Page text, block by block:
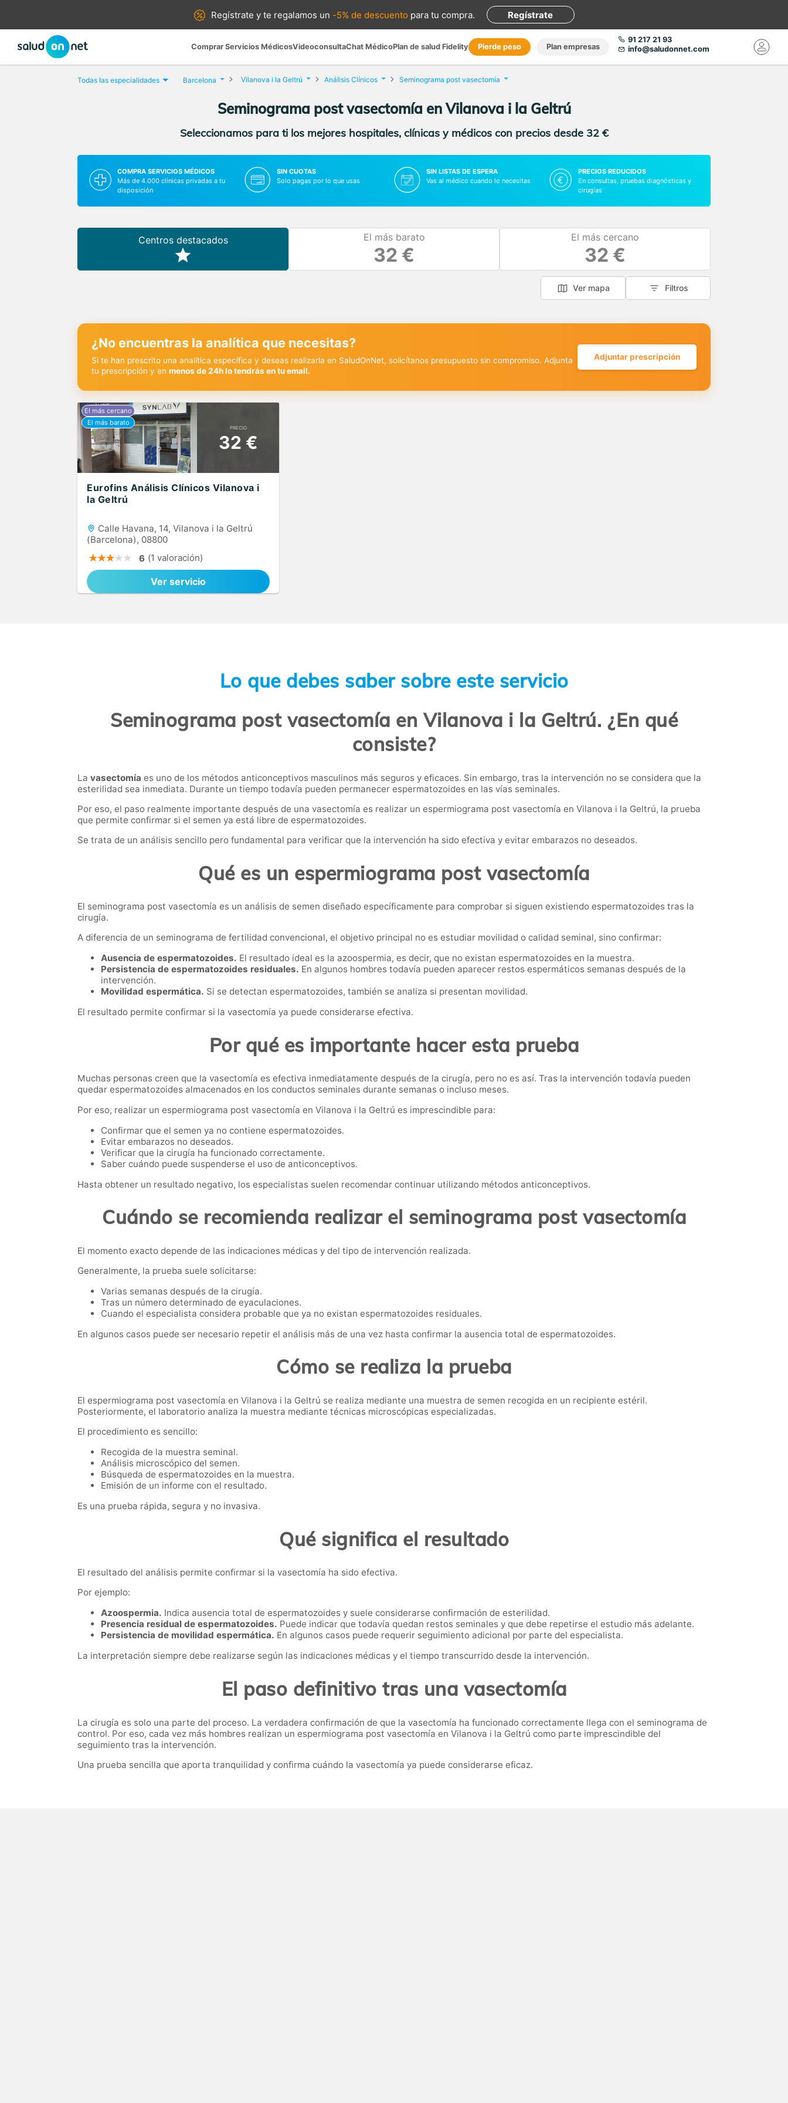
Regístrate yte regalamos un -5% de descuento para tu compra. Regístrate
Comprar Servicios MédicosVideoconsultaChat MédicoPlan de salud Fidelity Pierde peso Plan empresas
91 217 21 93
info@saludonnet.com
Todas las especialidades Barcelona Vilanova i la Geltrú Análisis Clínicos Seminograma post vasectomía
Seminograma post vasectomía en Vilanova i la Geltrú
Seleccionamos para ti los mejores hospitales, clínicas y médicos con precios desde 32 €
COMPRA SERVICIOS MÉDICOS
Más de 4.000 clínicas privadas a tu
disposición
SIN CUOTAS
Solo pagas por lo que usas
SIN LISTAS DE ESPERA
Vas al médico cuando lo necesitas
PRECIOS REDUCIDOS
En consultas, pruebas diagnósticas y
cirugías
Centros destacados El más barato
32 €
El más cercano
32 €
Ver mapa Filtros
¿No encuentras la analítica que necesitas?
Si te han prescrito una analítica específica y deseas realizarla en SaludOnNet, solicítanos presupuesto sin compromiso. Adjunta
tu prescripción y en menos de 24h lo tendrás en tu email.
Adjuntar prescripción
PRECIO
32 €
Eurofins Análisis Clínicos Vilanova i
la Geltrú
Calle Havana, 14, Vilanova i la Geltrú
(Barcelona), 08800
6 (1 valoración)
Ver servicio
Lo que debes saber sobre este servicio
Seminograma post vasectomía en Vilanova i la Geltrú. ¿En qué
consiste?
La vasectomía es uno de los métodos anticonceptivos masculinos más seguros y eficaces. Sin embargo, tras la intervención no se considera que la
esterilidad sea inmediata. Durante un tiempo todavía pueden permanecer espermatozoides en las vías seminales.
Por eso, el paso realmente importante después de una vasectomía es realizar un espermiograma post vasectomía en Vilanova i la Geltrú, la prueba
que permite confirmar si el semen ya está libre de espermatozoides.
Se trata de un análisis sencillo pero fundamental para verificar que la intervención ha sido efectiva y evitar embarazos no deseados.
Qué es un espermiograma post vasectomía
El seminograma post vasectomía es un análisis de semen diseñado específicamente para comprobar si siguen existiendo espermatozoides tras la
cirugía.
A diferencia de un seminograma de fertilidad convencional, el objetivo principal no es estudiar movilidad o calidad seminal, sino confirmar:
Ausencia de espermatozoides. El resultado ideal es la azoospermia, es decir, que no existan espermatozoides en la muestra.
Persistencia de espermatozoides residuales. En algunos hombres todavía pueden aparecer restos espermáticos semanas después de la
intervención.
Movilidad espermática. Si se detectan espermatozoides, también se analiza si presentan movilidad.
El resultado permite confirmar si la vasectomía ya puede considerarse efectiva.
Por qué es importante hacer esta prueba
Muchas personas creen que la vasectomía es efectiva inmediatamente después de la cirugía, pero no es así. Tras la intervención todavía pueden
quedar espermatozoides almacenados en los conductos seminales durante semanas o incluso meses.
Por eso, realizar un espermiograma post vasectomía en Vilanova i la Geltrú es imprescindible para:
Confirmar que el semen ya no contiene espermatozoides.
Evitar embarazos no deseados.
Verificar que la cirugía ha funcionado correctamente.
Saber cuándo puede suspenderse el uso de anticonceptivos.
Hasta obtener un resultado negativo, los especialistas suelen recomendar continuar utilizando métodos anticonceptivos.
Cuándo se recomienda realizar el seminograma post vasectomía
El momento exacto depende de las indicaciones médicas y del tipo de intervención realizada.
Generalmente, la prueba suele solicitarse:
Varias semanas después de la cirugía.
Tras un número determinado de eyaculaciones.
Cuando el especialista considera probable que ya no existan espermatozoides residuales.
En algunos casos puede ser necesario repetir el análisis más de una vez hasta confirmar la ausencia total de espermatozoides.
Cómo se realiza la prueba
El espermiograma post vasectomía en Vilanova i la Geltrú se realiza mediante una muestra de semen recogida en un recipiente estéril.
Posteriormente, el laboratorio analiza la muestra mediante técnicas microscópicas especializadas.
El procedimiento es sencillo:
Recogida de la muestra seminal.
Análisis microscópico del semen.
Búsqueda de espermatozoides en la muestra.
Emisión de un informe con el resultado.
Es una prueba rápida, segura y no invasiva.
Qué significa el resultado
El resultado del análisis permite confirmar si la vasectomía ha sido efectiva.
Por ejemplo:
Azoospermia. Indica ausencia total de espermatozoides y suele considerarse confirmación de esterilidad.
Presencia residual de espermatozoides. Puede indicar que todavía quedan restos seminales y que debe repetirse el estudio más adelante.
Persistencia de movilidad espermática. En algunos casos puede requerir seguimiento adicional por parte del especialista.
La interpretación siempre debe realizarse según las indicaciones médicas y el tiempo transcurrido desde la intervención.
El paso definitivo tras una vasectomía
La cirugía es solo una parte del proceso. La verdadera confirmación de que la vasectomía ha funcionado correctamente llega con el seminograma de
control. Por eso, cada vez más hombres realizan un espermiograma post vasectomía en Vilanova i la Geltrú como parte imprescindible del
seguimiento tras la intervención.
Una prueba sencilla que aporta tranquilidad y confirma cuándo la vasectomía ya puede considerarse eficaz.